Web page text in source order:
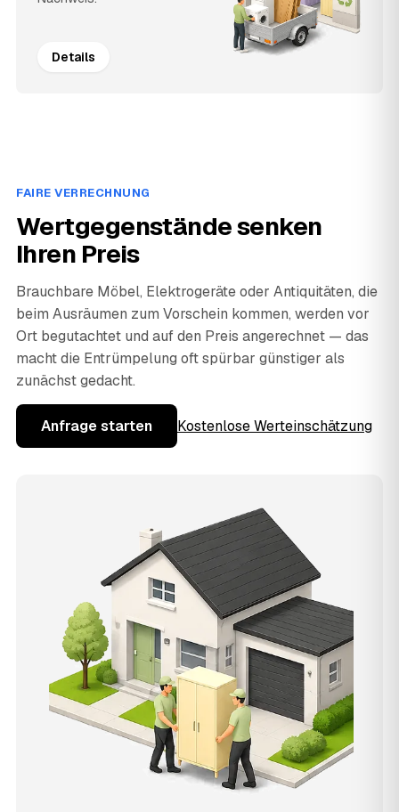
Details
FAIRE VERRECHNUNG
Wertgegenstände senken
Ihren Preis
Brauchbare Möbel, Elektrogeräte oder Antiquitäten, die
beim Ausräumen zum Vorschein kommen, werden vor
Ort begutachtet und auf den Preis angerechnet — das
macht die Entrümpelung oft spürbar günstiger als
zunächst gedacht.
Anfrage starten Kostenlose Werteinschätzung